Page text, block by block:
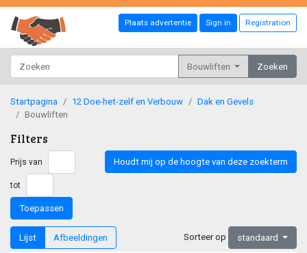
Plaats advertentie Sign in Registration
Bouwliften Zoeken
Startpagina 12 Doe-het-zelf en Verbouw
Dak en Gevels
Bouwliften
Filters
Houdt mij op de hoogte van deze zoekterm
Prijs van
tot
Toepassen
Lijst Afbeeldingen Sorteer op standaard